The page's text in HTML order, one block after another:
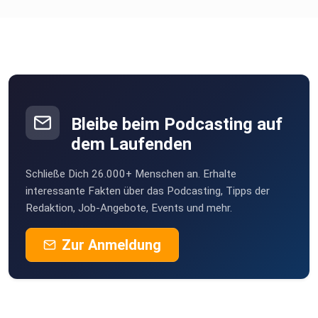
Bleibe beim Podcasting auf
dem Laufenden
Schließe Dich 26.000+ Menschen an. Erhalte
interessante Fakten über das Podcasting, Tipps der
Redaktion, Job-Angebote, Events und mehr.
Zur Anmeldung